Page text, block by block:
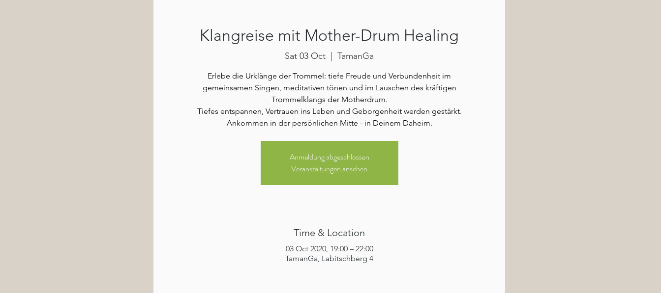
Klangreise mit Mother-Drum Healing
Sat 03 Oct TamanGa
Erlebe die Urklänge der Trommel: tiefe Freude und Verbundenheit im
gemeinsamen Singen, meditativen tönen und im Lauschen des kräftigen
Trommelklangs der Motherdrum.
Tiefes entspannen, Vertrauen ins Leben und Geborgenheit werden gestärkt.
Ankommen in der persönlichen Mitte - in Deinem Daheim.
Anmeldung abgeschlossen
Veranstaltungen ansehen
Time & Location
03 Oct 2020, 19:00 – 22:00
TamanGa, Labitschberg 4